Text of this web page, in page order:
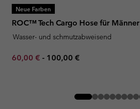
Neue Farben
ROC™ Tech Cargo Hose für Männer
Wasser- und schmutzabweisend
Minimum sale price:
60,00 € - Maximum price:
100,00 €